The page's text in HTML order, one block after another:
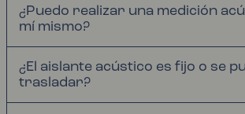
¿Puedo realizar una medición
mí mismo?
¿El aislante acústico es fijo o se
trasladar?